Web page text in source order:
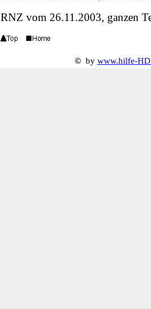
RNZ vom 26.11.2003, ganzen
© by www.hilfe-